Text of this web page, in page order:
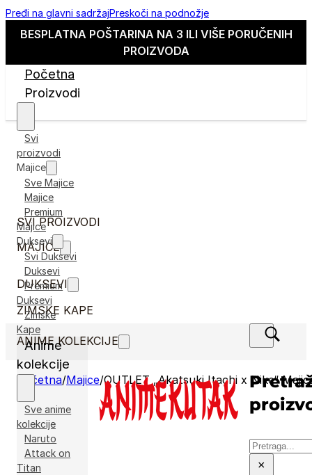
Pređi na glavni sadržajPreskoči na podnožje
BESPLATNA POŠTARINA NA 3 ILI VIŠE PORUČENIH
PROIZVODA
Početna
Proizvodi
Svi
proizvodi
Majice
Sve Majice
Majice
Premium
Majice
Duksevi
Svi Duksevi
Duksevi
Premium
Duksevi
Zimske
Kape
Anime
kolekcije
Sve anime
kolekcije
Naruto
Attack on
Titan
Pretraga
×
SVI PROIZVODI
MAJICE
DUKSEVI
ZIMSKE KAPE
ANIME KOLEKCIJE
Početna/Majice/OUTLET „Akatsuki Itachi x Nike“